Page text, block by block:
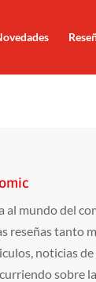
al mundo del
reseñas tanto
noticias
sobre